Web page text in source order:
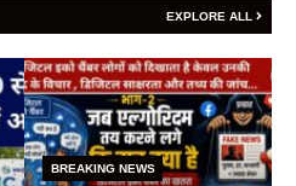
EXPLORE ALL
BREAKING NEWS